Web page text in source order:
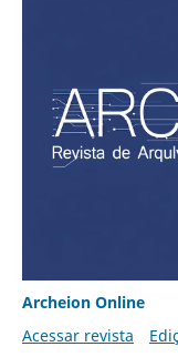
Archeion Online
Acessar revista